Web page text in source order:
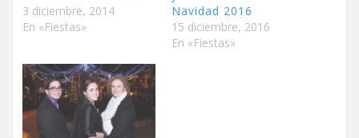
3 diciembre, 2014
En «Fiestas»
Navidad 2016
15 diciembre, 2016
En «Fiestas»